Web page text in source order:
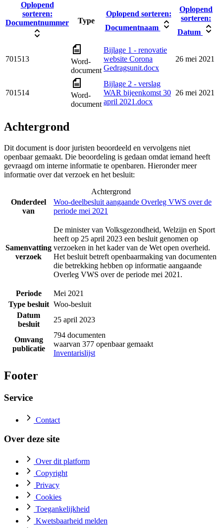
Oplopend
sorteren:
Documentnummer
Type
Oplopend sorteren:
Documentnaam
Oplopend
sorteren:
Datum
701513
Word-
document
Bijlage 1 - renovatie
website Corona
Gedragsunit.docx
26 mei 2021
701514
Word-
document
Bijlage 2 - verslag
WAR bijeenkomst 30
april 2021.docx
26 mei 2021
Achtergrond
Dit document is door juristen beoordeeld en vervolgens niet
openbaar gemaakt. Die beoordeling is gedaan omdat iemand heeft
gevraagd om interne informatie te openbaren. Hieronder meer
informatie over dat verzoek en het besluit:
Achtergrond
Onderdeel
van
Woo-deelbesluit aangaande Overleg VWS over de
periode mei 2021
Samenvatting
verzoek
De minister van Volksgezondheid, Welzijn en Sport
heeft op 25 april 2023 een besluit genomen op
verzoeken in het kader van de Wet open overheid.
Het besluit betreft openbaarmaking van documenten
die betrekking hebben op informatie aangaande
Overleg VWS over de periode mei 2021.
Periode
Mei 2021
Type besluit Woo-besluit
Datum
besluit
25 april 2023
Omvang
publicatie
794 documenten
waarvan 377 openbaar gemaakt
Inventarislijst
Footer
Service
Contact
Over deze site
Over dit platform
Copyright
Privacy
Cookies
Toegankelijkheid
Kwetsbaarheid melden